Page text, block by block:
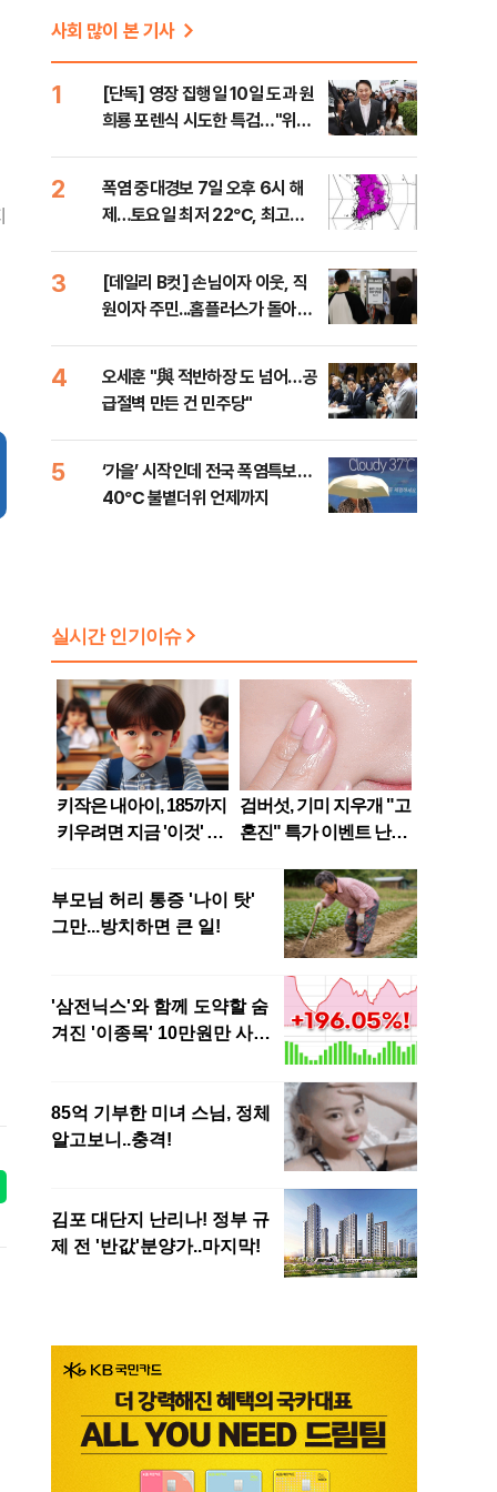
사회 많이 본 기사
1
[단독] 영장 집행일 10일 도과 원
희룡 포렌식 시도한 특검…"위법
2
폭염 중대경보 7일 오후 6시 해
제…토요일 최저 22℃, 최고
3
[데일리 B컷] 손님이자 이웃, 직
원이자 주민...홈플러스가 돌아왔
4
오세훈 "與 적반하장 도 넘어…공
급절벽 만든 건 민주당"
5
‘가을’ 시작인데 전국 폭염특보…
40℃ 불볕더위 언제까지